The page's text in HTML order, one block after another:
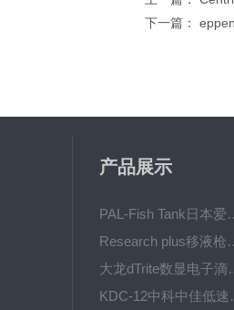
下一篇：
产品展示
PAL-Fish Tank
Research plus
大龙dTrite
KDC-